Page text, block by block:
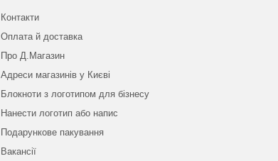
Контакти
Оплата й доставка
Про Д.Магазин
Адреси магазинів у Києві
Блокноти з логотипом для бізнесу
Нанести логотип або напис
Подарункове пакування
Вакансії